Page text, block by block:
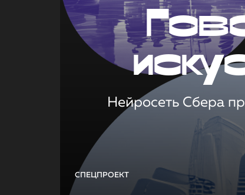
СПЕЦПРОЕКТ
Нейросеть Сбера